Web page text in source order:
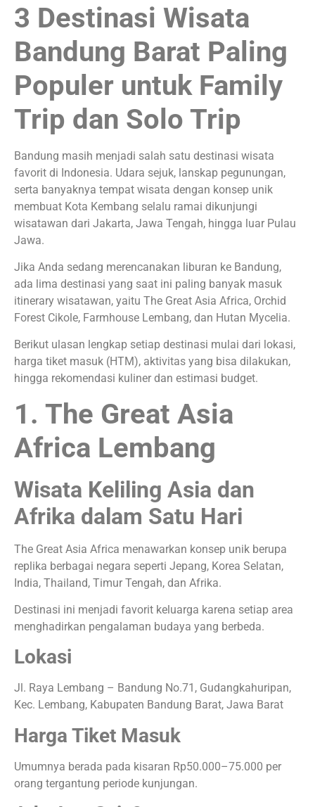
3 Destinasi Wisata
Bandung Barat Paling
Populer untuk Family
Trip dan Solo Trip
Bandung masih menjadi salah satu destinasi wisata
favorit di Indonesia. Udara sejuk, lanskap pegunungan,
serta banyaknya tempat wisata dengan konsep unik
membuat Kota Kembang selalu ramai dikunjungi
wisatawan dari Jakarta, Jawa Tengah, hingga luar Pulau
Jawa.
Jika Anda sedang merencanakan liburan ke Bandung,
ada lima destinasi yang saat ini paling banyak masuk
itinerary wisatawan, yaitu The Great Asia Africa, Orchid
Forest Cikole, Farmhouse Lembang, dan Hutan Mycelia.
Berikut ulasan lengkap setiap destinasi mulai dari lokasi,
harga tiket masuk (HTM), aktivitas yang bisa dilakukan,
hingga rekomendasi kuliner dan estimasi budget.
1. The Great Asia
Africa Lembang
Wisata Keliling Asia dan
Afrika dalam Satu Hari
The Great Asia Africa menawarkan konsep unik berupa
replika berbagai negara seperti Jepang, Korea Selatan,
India, Thailand, Timur Tengah, dan Afrika.
Destinasi ini menjadi favorit keluarga karena setiap area
menghadirkan pengalaman budaya yang berbeda.
Lokasi
Jl. Raya Lembang – Bandung No.71, Gudangkahuripan,
Kec. Lembang, Kabupaten Bandung Barat, Jawa Barat
Harga Tiket Masuk
Umumnya berada pada kisaran Rp50.000–75.000 per
orang tergantung periode kunjungan.